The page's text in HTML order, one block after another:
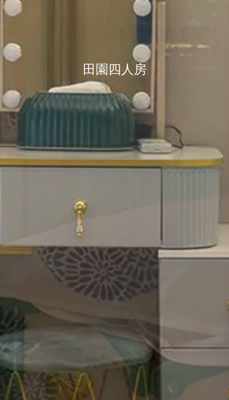
田園四人房